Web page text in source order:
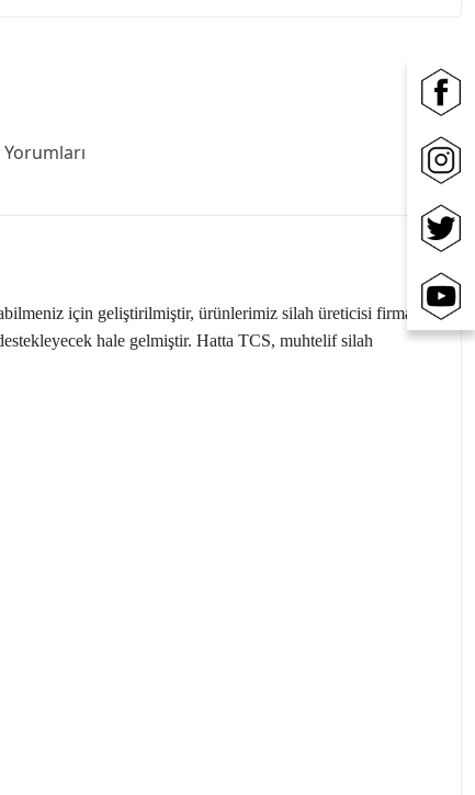
için geliştirilmiştir, ürünlerimiz silah üreticisi firmalar
hale gelmiştir. Hatta TCS, muhtelif silah